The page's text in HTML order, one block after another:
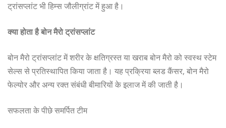
ट्रांसप्लांट भी हिम्स जौलीग्रांट में हुआ है।
क्या होता है बोन मैरो ट्रांसप्लांट
बोन मैरो ट्रांसप्लांट में शरीर के क्षतिग्रस्त या खराब बोन मैरो को स्वस्थ स्टेम
सेल्स से प्रतिस्थापित किया जाता है। यह प्रक्रिया ब्लड कैंसर, बोन मैरो
फेल्योर और अन्य रक्त संबंधी बीमारियों के इलाज में की जाती है।
सफलता के पीछे समर्पित टीम